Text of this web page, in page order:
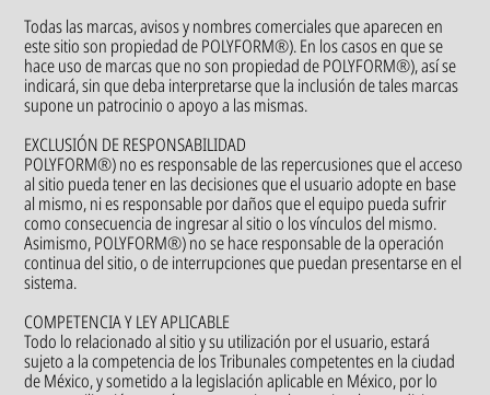
Todas las marcas, avisos y nombres comerciales que aparecen en
este sitio son propiedad de POLYFORM®). En los casos en que se
hace uso de marcas que no son propiedad de POLYFORM®), así se
indicará, sin que deba interpretarse que la inclusión de tales marcas
supone un patrocinio o apoyo a las mismas.
EXCLUSIÓN DE RESPONSABILIDAD
POLYFORM®) no es responsable de las repercusiones que el acceso
al sitio pueda tener en las decisiones que el usuario adopte en base
al mismo, ni es responsable por daños que el equipo pueda sufrir
como consecuencia de ingresar al sitio o los vínculos del mismo.
Asimismo, POLYFORM®) no se hace responsable de la operación
continua del sitio, o de interrupciones que puedan presentarse en el
sistema.
COMPETENCIA Y LEY APLICABLE
Todo lo relacionado al sitio y su utilización por el usuario, estará
sujeto a la competencia de los Tribunales competentes en la ciudad
de México, y sometido a la legislación aplicable en México, por lo